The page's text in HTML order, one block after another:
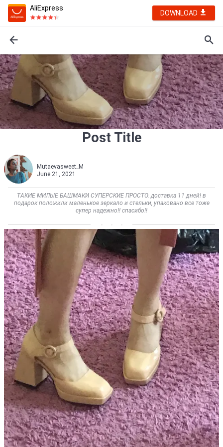
AliExpress
DOWNLOAD
Post Title
Mutaevasweet_M
June 21, 2021
ТАКИЕ МИЛЫЕ БАШМАКИ СУПЕРСКИЕ ПРОСТО. доставка 11 дней! в
подарок положили маленькое зеркало и стельки, упаковано все тоже
супер надежно!! спасибо!!